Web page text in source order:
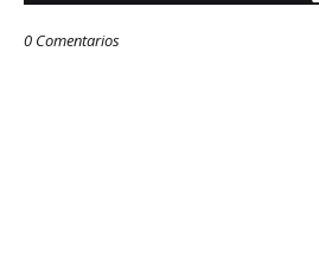
0 Comentarios